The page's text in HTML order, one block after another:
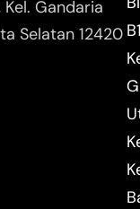
Kel. Gandaria
Selatan 12420